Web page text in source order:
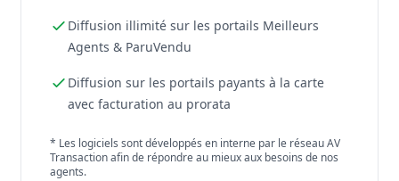
Diffusion illimité sur les portails Meilleurs
Agents & ParuVendu
Diffusion sur les portails payants à la carte
avec facturation au prorata
* Les logiciels sont développés en interne par le réseau AV
Transaction afin de répondre au mieux aux besoins de nos
agents.